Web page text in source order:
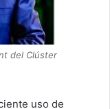
del Clúster
uso de